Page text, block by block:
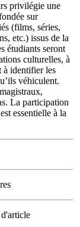
privilégie une
sur
(films, séries,
etc.) issus de la
étudiants seront
culturelles, à
à identifier les
véhiculent.
La participation
essentielle à la